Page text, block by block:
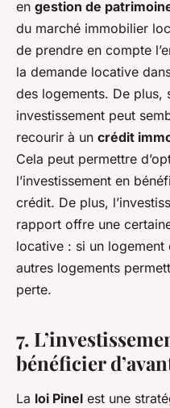
en gestion de
du marché immobilier
de prendre en compte
la demande locative
des logements. De plus,
investissement peut
recourir à un crédit
Cela peut permettre
l’investissement en
crédit. De plus,
rapport offre une
locative : si un
autres logements
perte.
7.
bénéficier
La loi Pinel est une